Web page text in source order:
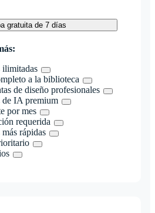
gratuita de 7 días
ilimitadas
a la biblioteca
de diseño profesionales
de IA premium
por mes
requerida
rápidas